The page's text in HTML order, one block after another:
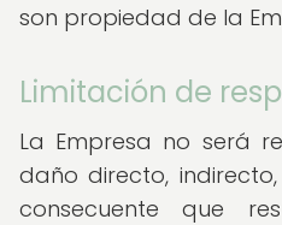
son propiedad de la
Limitación de
La Empresa no será
daño directo,
consecuente que